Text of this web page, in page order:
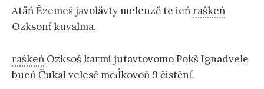
Atäń Ězemeś javolävty melenzě te ień raśkeń
Ozksont́ kuvalma.
raśkeń Ozksoś karmi jutavtovomo Pokš Ignadvele
bueń Čukal velesě med́kovoń 9 čistěnt́.